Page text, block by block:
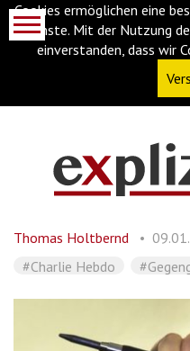
Cookies ermöglichen eine
Dienste. Mit der Nutzung
einverstanden, dass wir
(Accesskey
Zur
springen
Thomas Holtbernd
#Charlie Hebdo